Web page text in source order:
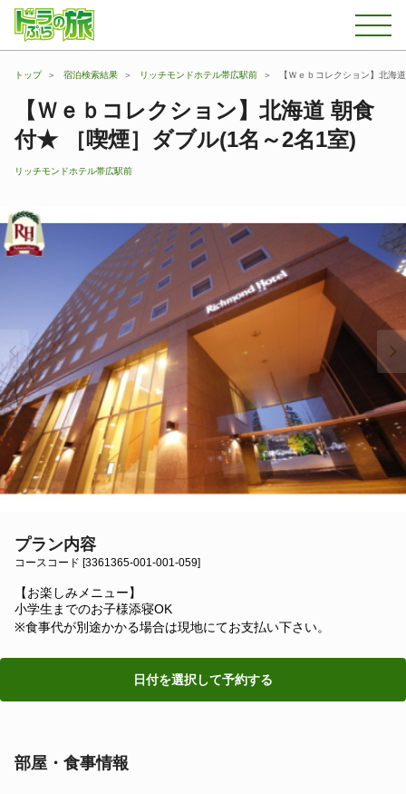
トップ 宿泊検索結果 リッチモンドホテル帯広駅前 【Ｗｅｂコレクション】北海
【Ｗｅｂコレクション】北海道 朝食
付★ ［喫煙］ダブル(1名～2名1室)
リッチモンドホテル帯広駅前
プラン内容
コースコード [3361365-001-001-059]
【お楽しみメニュー】
小学生までのお子様添寝OK
※食事代が別途かかる場合は現地にてお支払い下さい。
日付を選択して予約する
部屋・食事情報